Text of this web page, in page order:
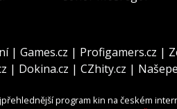
| Games.cz | Profigamers.cz |
| Dokina.cz | CZhity.cz |
program kin na českém